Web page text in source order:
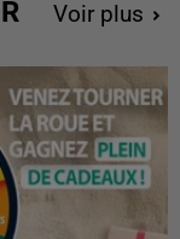
Voir plus